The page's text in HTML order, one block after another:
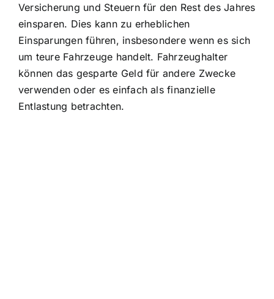
Versicherung und Steuern für den Rest des Jahres
einsparen. Dies kann zu erheblichen
Einsparungen führen, insbesondere wenn es sich
um teure Fahrzeuge handelt. Fahrzeughalter
können das gesparte Geld für andere Zwecke
verwenden oder es einfach als finanzielle
Entlastung betrachten.